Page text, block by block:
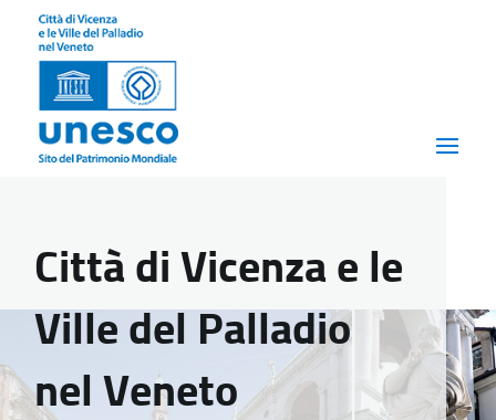
Città di Vicenza e le
Ville del Palladio
nel Veneto